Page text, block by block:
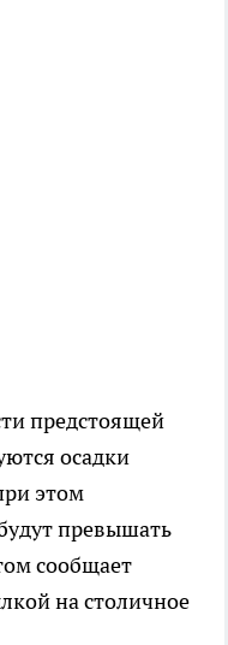
предстоящей
осадки
этом
превышать
сообщает
на столичное